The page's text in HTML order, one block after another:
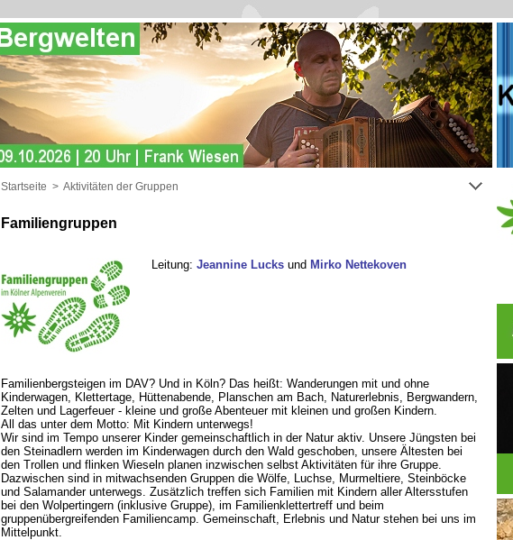
Startseite > Aktivitäten der Gruppen
Familiengruppen
Leitung: Jeannine Lucksund Mirko Nettekoven
Familienbergsteigen im DAV? Und in Köln? Das heißt: Wanderungen mit und ohne
Kinderwagen, Klettertage, Hüttenabende, Planschen am Bach, Naturerlebnis, Bergwandern,
Zelten und Lagerfeuer - kleine und große Abenteuer mit kleinen und großen Kindern.
All das unter dem Motto: Mit Kindern unterwegs!
Wir sind im Tempo unserer Kinder gemeinschaftlich in der Natur aktiv. Unsere Jüngsten bei
den Steinadlern werden im Kinderwagen durch den Wald geschoben, unsere Ältesten bei
den Trollen und flinken Wieseln planen inzwischen selbst Aktivitäten für ihre Gruppe.
Dazwischen sind in mitwachsenden Gruppen die Wölfe, Luchse, Murmeltiere, Steinböcke
und Salamander unterwegs. Zusätzlich treffen sich Familien mit Kindern aller Altersstufen
bei den Wolpertingern (inklusive Gruppe), im Familienklettertreff und beim
gruppenübergreifenden Familiencamp. Gemeinschaft, Erlebnis und Natur stehen bei uns im
Mittelpunkt.